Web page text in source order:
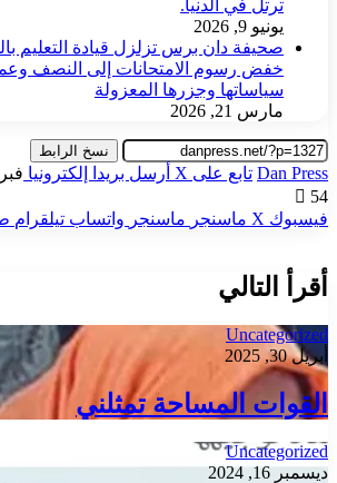
ترتل في الدنيا.
يونيو 9, 2026
صحيفة دان برس تزلزل قيادة التعليم
خفض رسوم الامتحانات إلى النصف
سياساتها وجزرها المعزولة
مارس 21, 2026
نسخ الرابط
Dan Press تابع على X أرسل بريدا إلكترونيا فبراير
54
فيسبوك ‫X ماسنجر ماسنجر واتساب تيلقرام
أقرأ التالي
Uncategorized
أبريل 30, 2025
القوات المساحة تمثلني
Uncategorized
ديسمبر 16, 2024